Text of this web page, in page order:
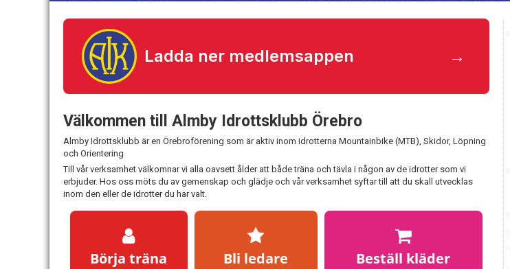
Ladda ner medlemsappen →
Välkommen till Almby Idrottsklubb Örebro
Almby Idrottsklubb är en Örebroförening som är aktiv inom idrotterna Mountainbike (MTB), Skidor, Löpning
och Orientering
Till vår verksamhet välkomnar vi alla oavsett ålder att både träna och tävla i någon av de idrotter som vi
erbjuder. Hos oss möts du av gemenskap och glädje och vår verksamhet syftar till att du skall utvecklas
inom den eller de idrotter du har valt.
Beställ kläder
Bli ledare
Börja träna